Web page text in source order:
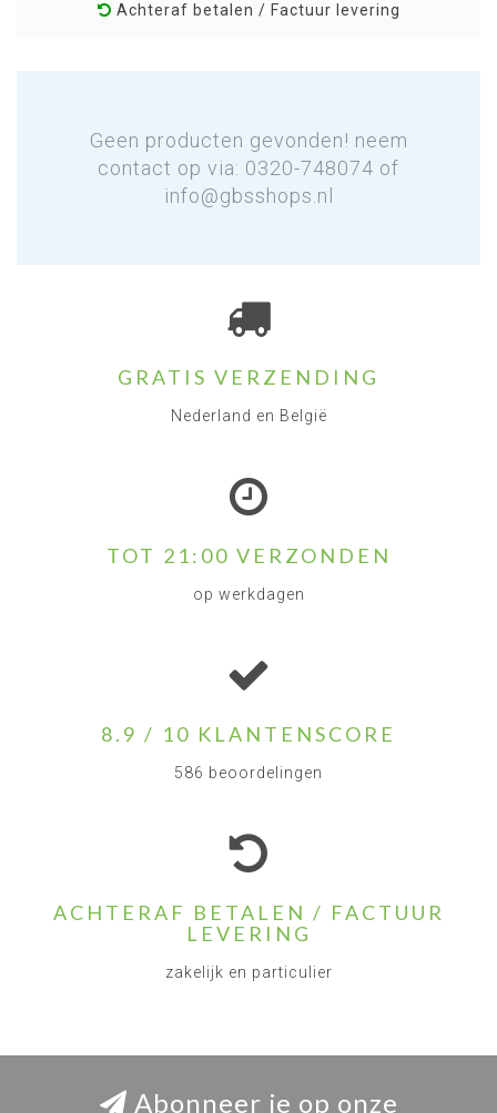
Achteraf betalen / Factuur levering
Geen producten gevonden! neem
contact op via: 0320-748074 of
info@gbsshops.nl
GRATIS VERZENDING
Nederland en België
TOT 21:00 VERZONDEN
op werkdagen
8.9 / 10 KLANTENSCORE
586 beoordelingen
ACHTERAF BETALEN / FACTUUR
LEVERING
zakelijk en particulier
Abonneer je op onze